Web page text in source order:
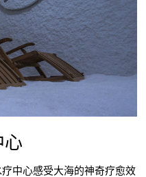
心
中心感受大海的神奇疗愈效